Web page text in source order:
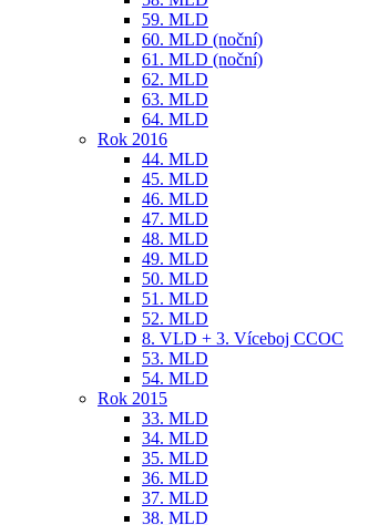
59. MLD
60. MLD (noční)
61. MLD (noční)
62. MLD
63. MLD
64. MLD
Rok 2016
44. MLD
45. MLD
46. MLD
47. MLD
48. MLD
49. MLD
50. MLD
51. MLD
52. MLD
8. VLD + 3. Víceboj CCOC
53. MLD
54. MLD
Rok 2015
33. MLD
34. MLD
35. MLD
36. MLD
37. MLD
38. MLD